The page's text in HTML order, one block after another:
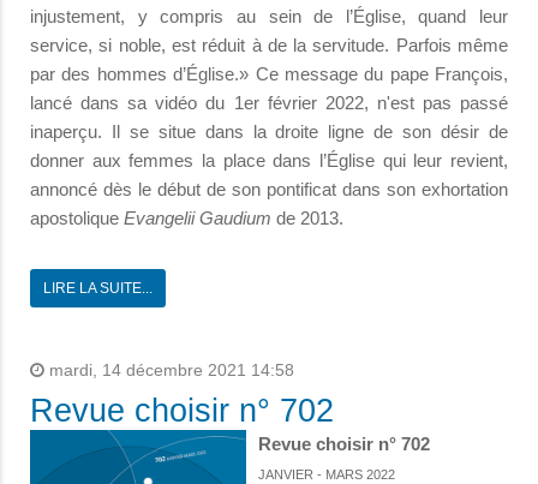
injustement, y compris au sein de l’Église, quand leur
service, si noble, est réduit à de la servitude. Parfois même
par des hommes d’Église.» Ce message du pape François,
lancé dans sa vidéo du 1er février 2022, n'est pas passé
inaperçu. Il se situe dans la droite ligne de son désir de
donner aux femmes la place dans l’Église qui leur revient,
annoncé dès le début de son pontificat dans son exhortation
apostolique Evangelii Gaudium de 2013.
LIRE LA SUITE...
mardi, 14 décembre 2021 14:58
Revue choisir n° 702
Revue choisir n° 702
JANVIER - MARS 2022